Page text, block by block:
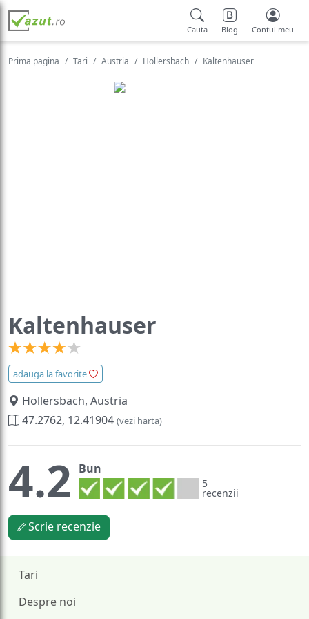
Cauta Blog Contul meu
Prima pagina Tari Austria Hollersbach Kaltenhauser
Kaltenhauser
adauga la favorite
Hollersbach, Austria
47.2762, 12.41904 (vezi harta)
4.2 Bun
5
recenzii
Scrie recenzie
Tari
Despre noi